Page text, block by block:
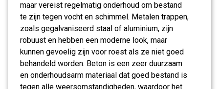
maar vereist regelmatig onderhoud om bestand
te zijn tegen vocht en schimmel. Metalen trappen,
zoals gegalvaniseerd staal of aluminium, zijn
robuust en hebben een moderne look, maar
kunnen gevoelig zijn voor roest als ze niet goed
behandeld worden. Beton is een zeer duurzaam
en onderhoudsarm materiaal dat goed bestand is
tegen alle weersomstandigheden, waardoor het